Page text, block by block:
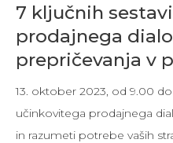
7 ključnih
prodajnega
prepričevanja v
13. oktober 2023, od 9.00
učinkovitega prodajnega
in razumeti potrebe vaših